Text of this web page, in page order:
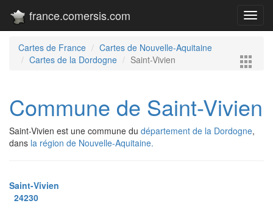
france.comersis.com
Cartes de France
Cartes de Nouvelle-Aquitaine
Cartes de la Dordogne
Saint-Vivien
Commune de Saint-Vivien
Saint-Vivien est une commune du département de la Dordogne,
dans la région de Nouvelle-Aquitaine.
Saint-Vivien
24230